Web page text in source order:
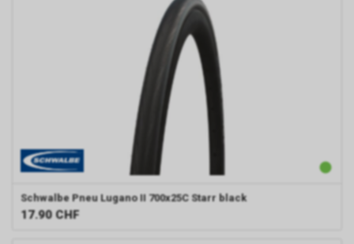
Schwalbe Pneu Lugano II 700x25C Starr black
17.90 CHF